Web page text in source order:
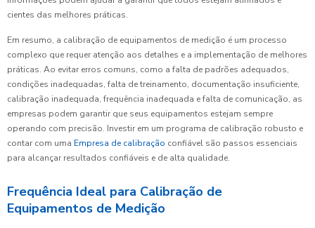
cientes das melhores práticas.
Em resumo, a calibração de equipamentos de medição é um processo
complexo que requer atenção aos detalhes e a implementação de melhores
práticas. Ao evitar erros comuns, como a falta de padrões adequados,
condições inadequadas, falta de treinamento, documentação insuficiente,
calibração inadequada, frequência inadequada e falta de comunicação, as
empresas podem garantir que seus equipamentos estejam sempre
operando com precisão. Investir em um programa de calibração robusto e
contar com uma Empresa de calibração confiável são passos essenciais
para alcançar resultados confiáveis e de alta qualidade.
Frequência Ideal para Calibração de
Equipamentos de Medição